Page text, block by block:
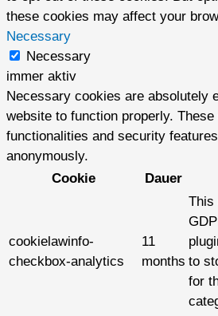
these cookies may affect your
Necessary
Necessary
immer aktiv
Necessary cookies are absolutely
website to function properly.
functionalities and security
anonymously.
Cookie
Dauer
cookielawinfo-
checkbox-analytics
11
months
This
to
for